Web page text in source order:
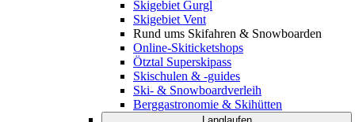
Skigebiet Gurgl
Skigebiet Vent
Rund ums Skifahren & Snowboarden
Online-Skiticketshops
Ötztal Superskipass
Skischulen & -guides
Ski- & Snowboardverleih
Berggastronomie & Skihütten